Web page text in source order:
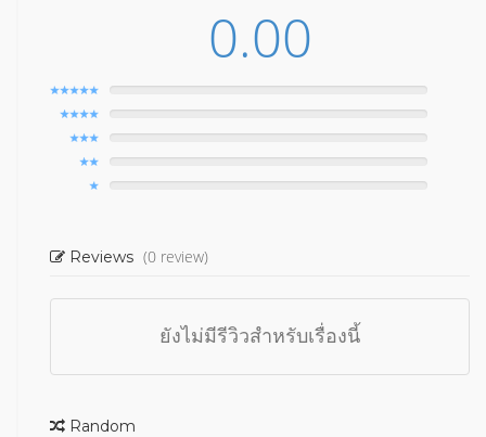
0.00
Reviews (0 review)
ยังไม่มีรีวิวสำหรับเรื่องนี้
Random